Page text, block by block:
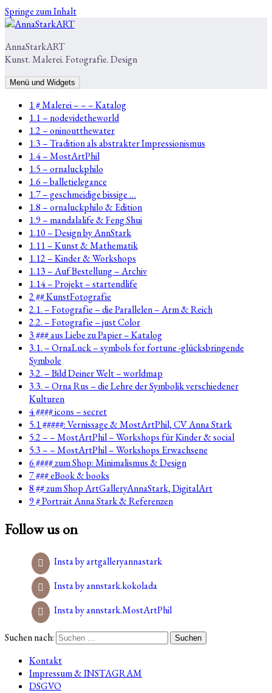
Springe zum Inhalt
AnnaStarkART
Kunst. Malerei. Fotografie. Design
Menü und Widgets
1 # Malerei – – – Katalog
1.1 – nodevidetheworld
1.2 – oninoutthewater
1.3 – Tradition als abstrakter Impressionismus
1.4 – MostArtPhil
1.5 – ornaluckphilo
1.6 – balletielegance
1.7 – geschmeidige bissige …
1.8 – ornaluckphilo & Edition
1.9 – mandalalife & Feng Shui
1.10 – Design by AnnStark
1.11 – Kunst & Mathematik
1.12 – Kinder & Workshops
1.13 – Auf Bestellung – Archiv
1.14 – Projekt – startendlife
2 ## KunstFotografie
2.1. – Fotografie – die Parallelen – Arm & Reich
2.2. – Fotografie – just Color
3 ### aus Liebe zu Papier – Katalog
3.1. – OrnaLuck – symbols for fortune -glücksbringende
Symbole
3.2. – Bild Deiner Welt – worldmap
3.3. – Orna Rus – die Lehre der Symbolik verschiedener
Kulturen
4 #### icons – secret
5.1 #####: Vernissage & MostArtPhil, CV Anna Stark
5.2 – – MostArtPhil – Workshops für Kinder & social
5.3 – – MostArtPhil – Workshops Erwachsene
6 #### zum Shop: Minimalismus & Design
7 ### eBook & books
8 ## zum Shop ArtGalleryAnnaStark, DigitalArt
9 # Portrait Anna Stark & Referenzen
Follow us on
Insta by artgalleryannastark
Insta by annstark.kokolada
Insta by annstark.MostArtPhil
Suchen nach:
Kontakt
Impressum & INSTAGRAM
DSGVO